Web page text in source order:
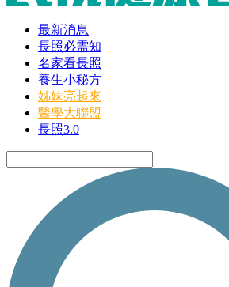
最新消息
長照必需知
名家看長照
養生小秘方
姊妹亮起來
醫學大聯盟
長照3.0